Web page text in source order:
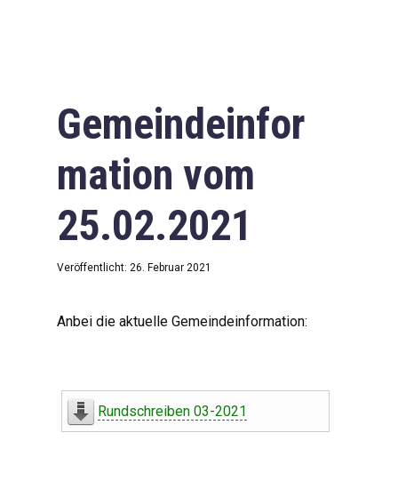
Downloads
Impressum
Datenschutzerklärung
Gemeindeinfor
mation vom
25.02.2021
Veröffentlicht: 26. Februar 2021
Anbei die aktuelle Gemeindeinformation:
Rundschreiben 03-2021